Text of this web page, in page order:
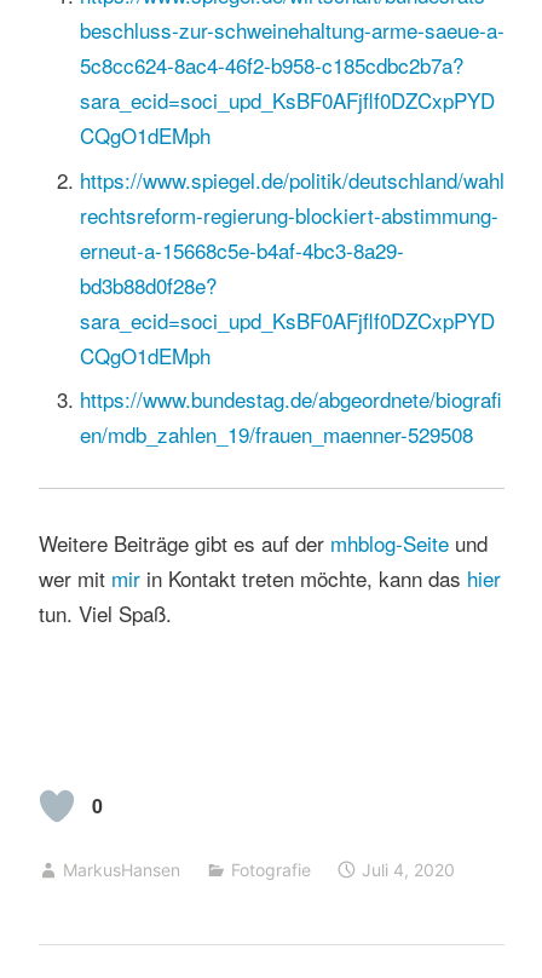
beschluss-zur-schweinehaltung-arme-saeue-a-
5c8cc624-8ac4-46f2-b958-c185cdbc2b7a?
sara_ecid=soci_upd_KsBF0AFjflf0DZCxpPYD
CQgO1dEMph
https://www.spiegel.de/politik/deutschland/wahl
rechtsreform-regierung-blockiert-abstimmung-
erneut-a-15668c5e-b4af-4bc3-8a29-
bd3b88d0f28e?
sara_ecid=soci_upd_KsBF0AFjflf0DZCxpPYD
CQgO1dEMph
https://www.bundestag.de/abgeordnete/biografi
en/mdb_zahlen_19/frauen_maenner-529508
Weitere Beiträge gibt es auf der mhblog-Seite und
wer mit mirin Kontakt treten möchte, kann das hier
tun. Viel Spaß.
0
MarkusHansen Fotografie Juli 4, 2020